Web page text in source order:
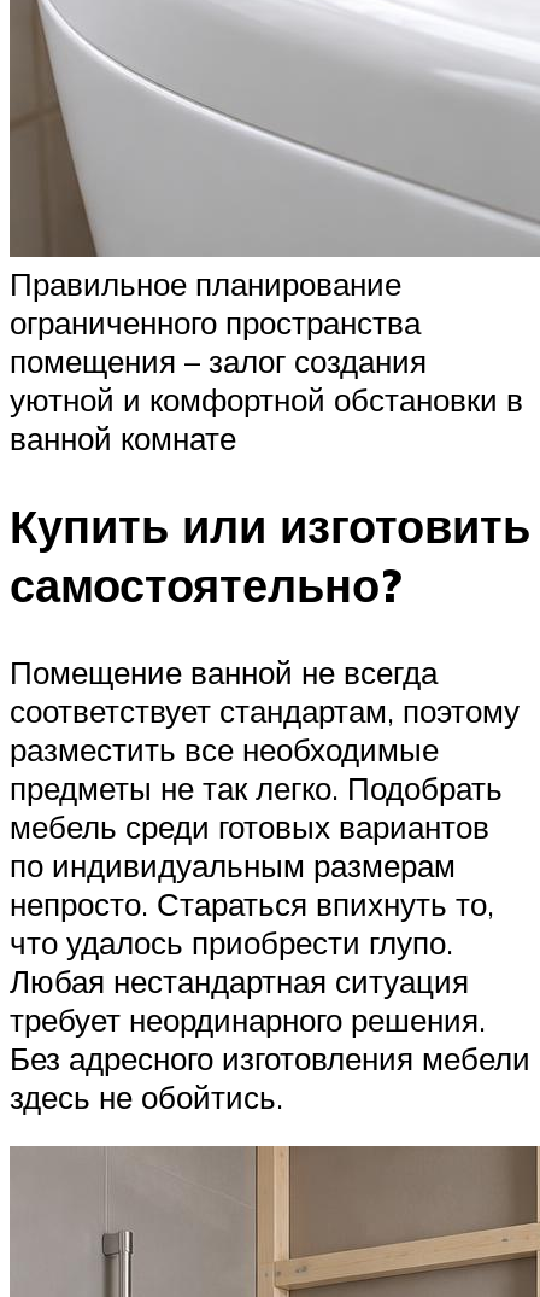
Правильное планирование
ограниченного пространства
помещения – залог создания
уютной и комфортной обстановки в
ванной комнате
Купить или изготовить
самостоятельно?
Помещение ванной не всегда
соответствует стандартам, поэтому
разместить все необходимые
предметы не так легко. Подобрать
мебель среди готовых вариантов
по индивидуальным размерам
непросто. Стараться впихнуть то,
что удалось приобрести глупо.
Любая нестандартная ситуация
требует неординарного решения.
Без адресного изготовления мебели
здесь не обойтись.